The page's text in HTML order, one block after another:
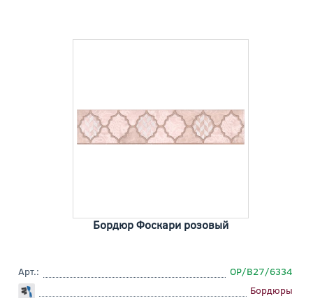
Бордюр Фоскари розовый
Арт.:
OP/B27/6334
Бордюры